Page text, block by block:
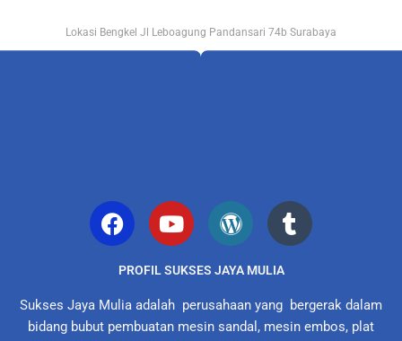
Lokasi Bengkel Jl Leboagung Pandansari 74b Surabaya
PROFIL SUKSES JAYA MULIA
Sukses Jaya Mulia adalah perusahaan yang bergerak dalam
bidang bubut pembuatan mesin sandal, mesin embos, plat